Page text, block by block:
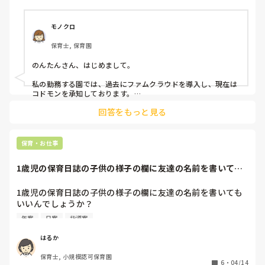
モノクロ
保育士, 保育園
のんたんさん、はじめまして。
私の勤務する園では、過去にファムクラウドを導入し、現在は
コドモンを承知しております。
各クラスにiPadが一台、また専用iPhoneが一台配布された状
どちらも一長一短ですが…連絡帳と出欠管理についてはファム
クラウドが便利でした。ただ、不具合が頻発したため本園では
コドモンは幅広く保育業務を行なうことができますが連絡帳の
ことが多く苦慮いたしました。
導入にあたってはオンライン研修もありますが、自園で使用す
る機能に特化した研修を行なう必要があると感じました。
回答をもっと見る
保育・お仕事
1歳児の保育日誌の子供の様子の欄に友達の名前を書いても
1歳児の保育日誌の子供の様子の欄に友達の名前を書いても
いいんでしょうか？
例文:保育者や◯◯と追いかけっこをし、体を動かして遊ん
年案 日案 指導案
はるか
保育士, 小規模認可保育園
6 ・ 04/14